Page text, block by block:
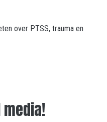
over PTSS, trauma en